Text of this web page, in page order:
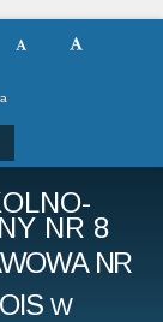
NR 8
NR
W